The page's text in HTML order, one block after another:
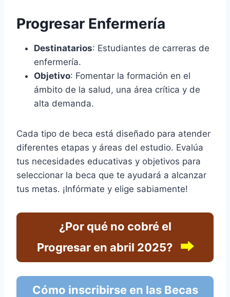
Progresar Enfermería
Destinatarios: Estudiantes de carreras de
enfermería.
Objetivo: Fomentar la formación en el
ámbito de la salud, una área crítica y de
alta demanda.
Cada tipo de beca está diseñado para atender
diferentes etapas y áreas del estudio. Evalúa
tus necesidades educativas y objetivos para
seleccionar la beca que te ayudará a alcanzar
tus metas. ¡Infórmate y elige sabiamente!
¿Por qué no cobré el
Progresar en abril 2025?
⮕
Cómo inscribirse en las Becas